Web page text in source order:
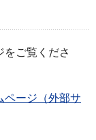
ご覧くださ
ページ（外部サ